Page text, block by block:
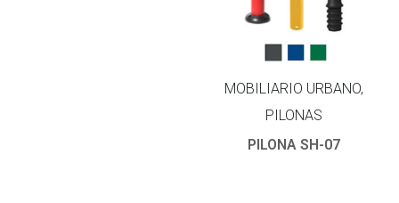
MOBILIARIO URBANO,
PILONAS
PILONA SH-07